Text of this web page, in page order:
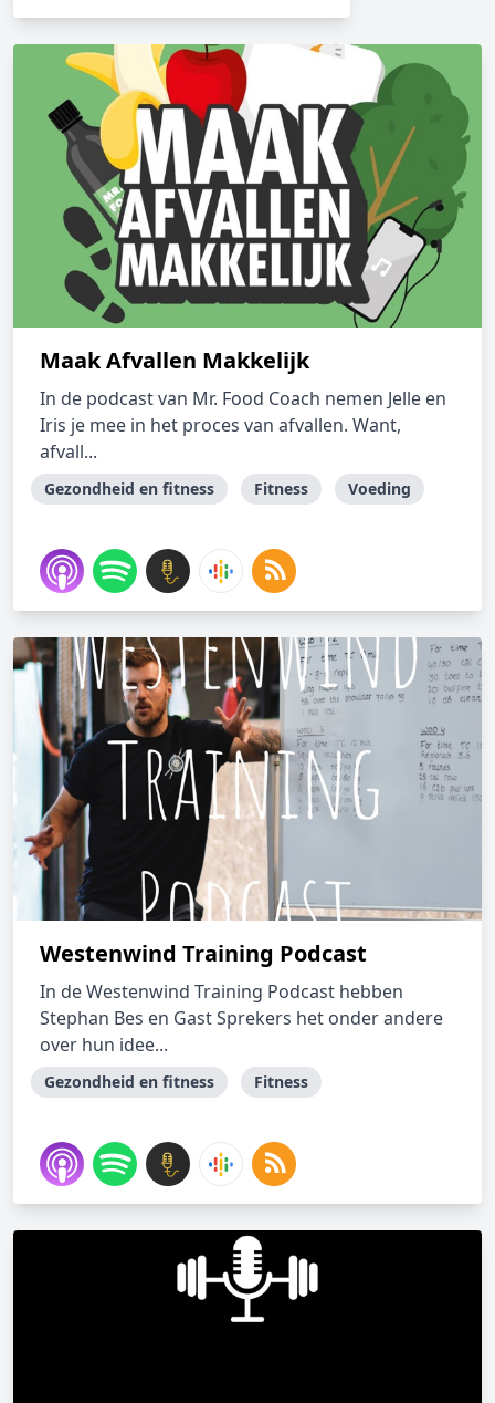
Maak Afvallen Makkelijk
In de podcast van Mr. Food Coach nemen Jelle en
Iris je mee in het proces van afvallen. Want,
afvall...
Gezondheid en fitness Fitness Voeding
Westenwind Training Podcast
In de Westenwind Training Podcast hebben
Stephan Bes en Gast Sprekers het onder andere
over hun idee...
Gezondheid en fitness Fitness